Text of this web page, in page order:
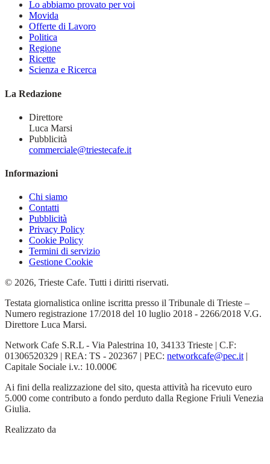
Lo abbiamo provato per voi
Movida
Offerte di Lavoro
Politica
Regione
Ricette
Scienza e Ricerca
La Redazione
Direttore
Luca Marsi
Pubblicità
commerciale@triestecafe.it
Informazioni
Chi siamo
Contatti
Pubblicità
Privacy Policy
Cookie Policy
Termini di servizio
Gestione Cookie
© 2026, Trieste Cafe. Tutti i diritti riservati.
Testata giornalistica online iscritta presso il Tribunale di Trieste –
Numero registrazione 17/2018 del 10 luglio 2018 - 2266/2018 V.G.
Direttore Luca Marsi.
Network Cafe S.R.L - Via Palestrina 10, 34133 Trieste | C.F:
01306520329 | REA: TS - 202367 | PEC: networkcafe@pec.it |
Capitale Sociale i.v.: 10.000€
Ai fini della realizzazione del sito, questa attività ha ricevuto euro
5.000 come contributo a fondo perduto dalla Regione Friuli Venezia
Giulia.
Realizzato da